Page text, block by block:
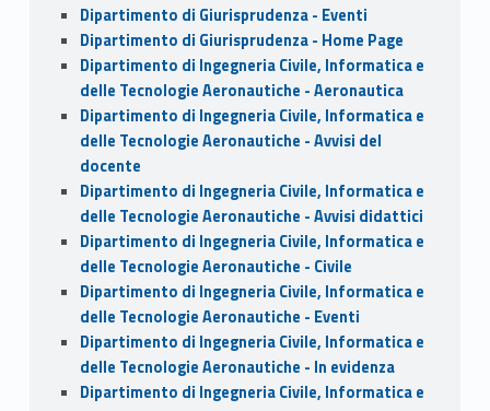
Dipartimento di Giurisprudenza - Eventi
Dipartimento di Giurisprudenza - Home Page
Dipartimento di Ingegneria Civile, Informatica e
delle Tecnologie Aeronautiche - Aeronautica
Dipartimento di Ingegneria Civile, Informatica e
delle Tecnologie Aeronautiche - Avvisi del
docente
Dipartimento di Ingegneria Civile, Informatica e
delle Tecnologie Aeronautiche - Avvisi didattici
Dipartimento di Ingegneria Civile, Informatica e
delle Tecnologie Aeronautiche - Civile
Dipartimento di Ingegneria Civile, Informatica e
delle Tecnologie Aeronautiche - Eventi
Dipartimento di Ingegneria Civile, Informatica e
delle Tecnologie Aeronautiche - In evidenza
Dipartimento di Ingegneria Civile, Informatica e